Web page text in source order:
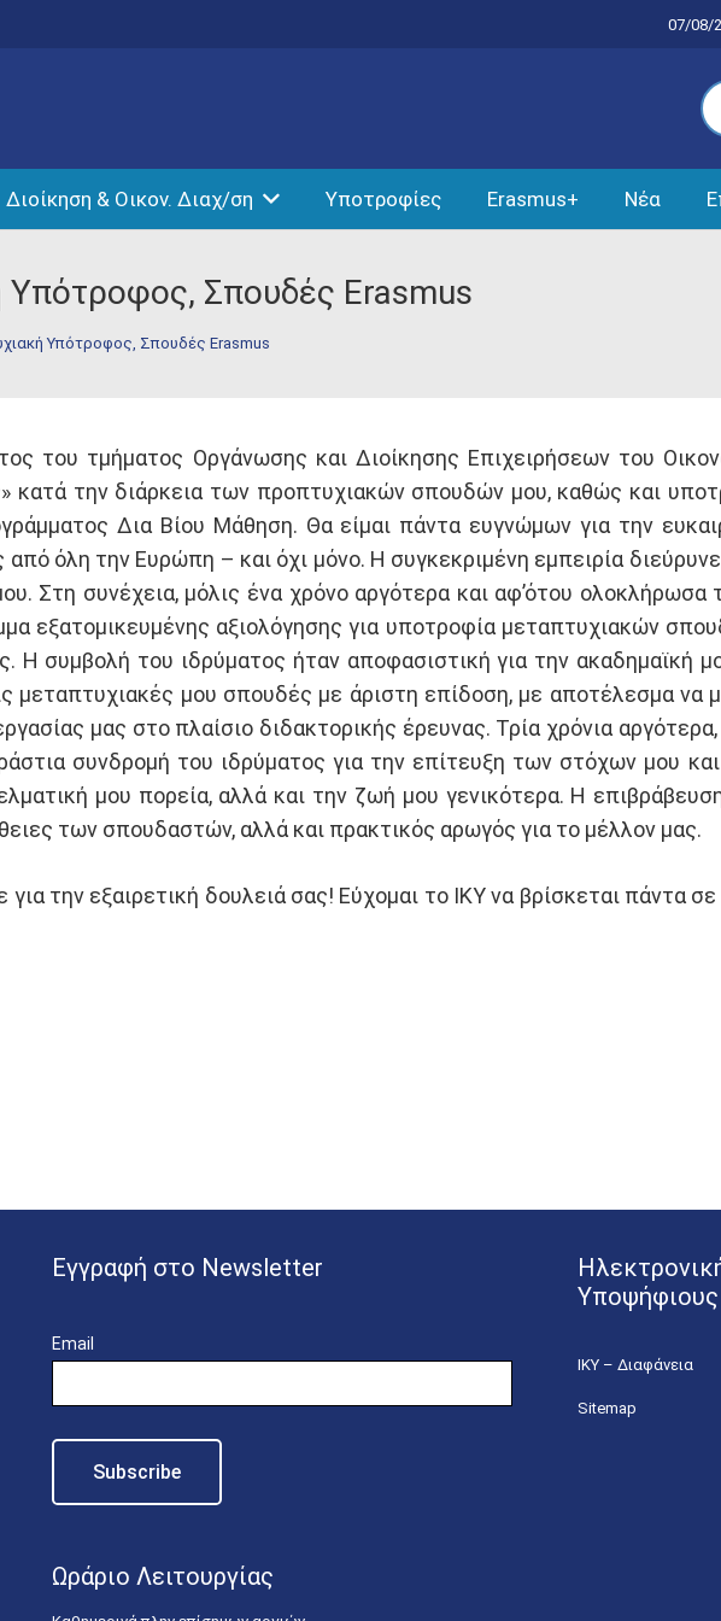
07/08/
Διοίκηση & Οικον. Διαχ/ση Υποτροφίες Erasmus+ Νέα
Σπουδές Erasmus
Υπότροφος, Σπουδές Erasmus
του τμήματος Οργάνωσης και Διοίκησης Επιχειρήσεων του
κατά την διάρκεια των προπτυχιακών σπουδών μου, καθώς και
Δια Βίου Μάθηση. Θα είμαι πάντα ευγνώμων για την
όλη την Ευρώπη – και όχι μόνο. Η συγκεκριμένη εμπειρία
Στη συνέχεια, μόλις ένα χρόνο αργότερα και αφ’ότου
εξατομικευμένης αξιολόγησης για υποτροφία μεταπτυχιακών
Η συμβολή του ιδρύματος ήταν αποφασιστική για την ακαδημαϊκή
μεταπτυχιακές μου σπουδές με άριστη επίδοση, με αποτέλεσμα να
μας στο πλαίσιο διδακτορικής έρευνας. Τρία χρόνια
συνδρομή του ιδρύματος για την επίτευξη των στόχων μου
μου πορεία, αλλά και την ζωή μου γενικότερα. Η
των σπουδαστών, αλλά και πρακτικός αρωγός για το μέλλον μας.
την εξαιρετική δουλειά σας! Εύχομαι το ΙΚΥ να βρίσκεται πάντα
Εγγραφή στο Newsletter
Email
Ωράριο Λειτουργίας
ΙΚΥ – Διαφάνεια
Sitemap